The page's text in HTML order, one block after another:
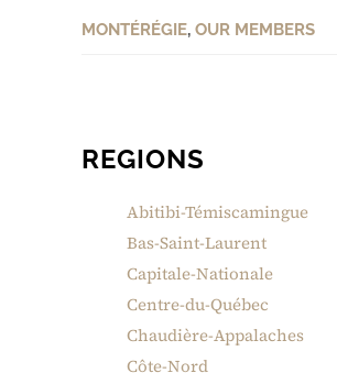
MONTÉRÉGIE, OUR MEMBERS
REGIONS
Abitibi-Témiscamingue
Bas-Saint-Laurent
Capitale-Nationale
Centre-du-Québec
Chaudière-Appalaches
Côte-Nord